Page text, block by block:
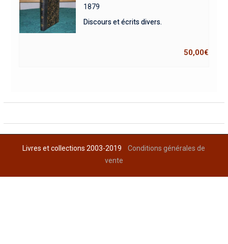
1879
Discours et écrits divers.
50,00€
Livres et collections 2003-2019Conditions générales de
vente